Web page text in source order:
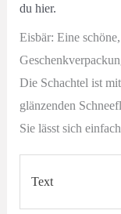
du hier.
Eisbär: Eine
Die Schachtel ist
glänzenden
Sie lässt sich
Text